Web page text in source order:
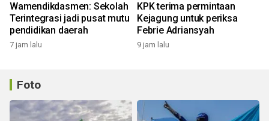
Wamendikdasmen: Sekolah
Terintegrasi jadi pusat mutu
pendidikan daerah
7 jam lalu
KPK terima permintaan
Kejagung untuk periksa
Febrie Adriansyah
9 jam lalu
Foto